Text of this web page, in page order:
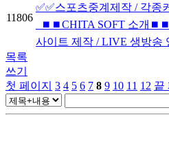
11806
✅✅스포츠중계제작 / 각종
⏹⏹CHITA SOFT 소개⏹⏹
사이트 제작 / LIVE 생방송
목록
쓰기
첫 페이지 3 4 5 6 7 8 9 10 11 12 끝